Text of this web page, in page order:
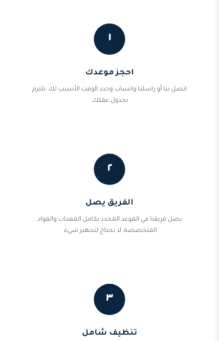
١
احجز موعدك
اتصل بنا أو راسلنا واتساب وحدد الوقت الأنسب لك. نلتزم
بجدول عملك.
٢
الفريق يصل
يصل فريقنا في الموعد المحدد بكامل المعدات والمواد
المتخصصة. لا تحتاج لتجهيز شيء.
٣
تنظيف شامل